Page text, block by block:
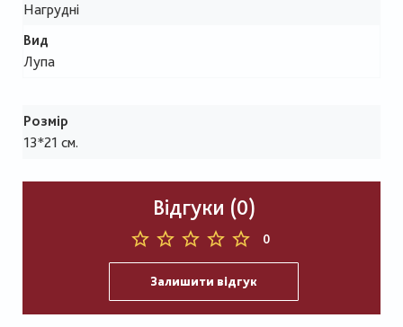
Нагрудні
Вид
Лупа
Розмір
13*21 см.
Відгуки (0)
0
Залишити відгук